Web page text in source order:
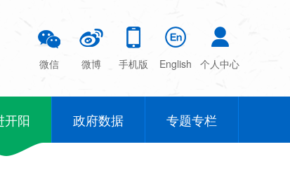
微信 微博 手机版 English 个人中心
开阳 政府数据 专题专栏